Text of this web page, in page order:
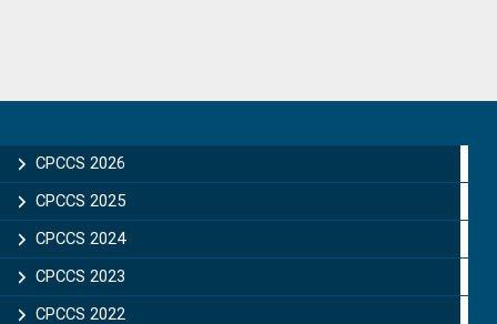
Sidebar
CPCCS 2026
CPCCS 2025
CPCCS 2024
CPCCS 2023
CPCCS 2022